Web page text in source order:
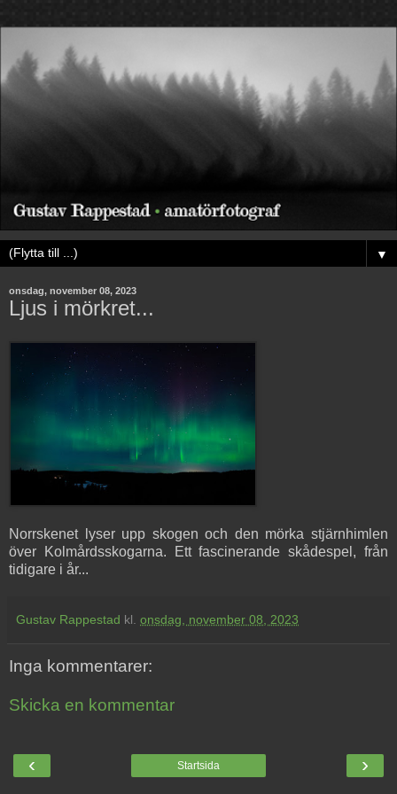
▼
onsdag, november 08, 2023
Ljus i mörkret...
Norrskenet lyser upp skogen och den mörka stjärnhimlen
över Kolmårdsskogarna. Ett fascinerande skådespel, från
tidigare i år...
Gustav Rappestad kl. onsdag, november 08, 2023
Inga kommentarer:
Skicka en kommentar
‹ ›
Startsida